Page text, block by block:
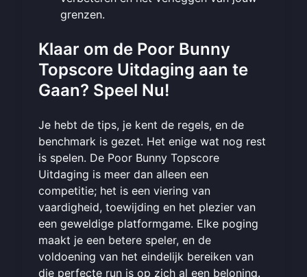
grenzen.
Klaar om de Poor Bunny
Topscore Uitdaging aan te
Gaan? Speel Nu!
Je hebt de tips, je kent de regels, en de
benchmark is gezet. Het enige wat nog rest
is spelen. De Poor Bunny Topscore
Uitdaging is meer dan alleen een
competitie; het is een viering van
vaardigheid, toewijding en het plezier van
een geweldige platformgame. Elke poging
maakt je een betere speler, en de
voldoening van het eindelijk bereiken van
die perfecte run is op zich al een beloning.